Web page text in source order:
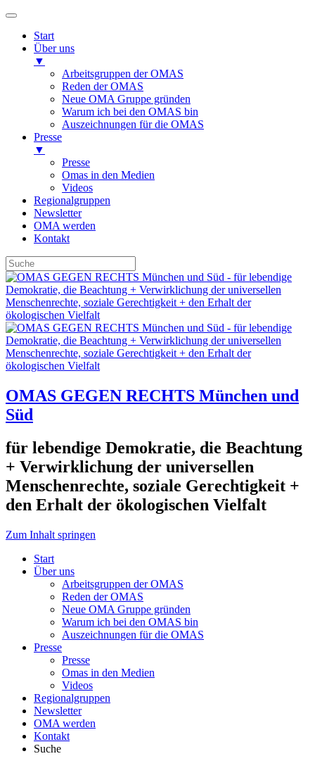
Start
Über uns
▼
Arbeitsgruppen der OMAS
Reden der OMAS
Neue OMA Gruppe gründen
Warum ich bei den OMAS bin
Auszeichnungen für die OMAS
Presse
▼
Presse
Omas in den Medien
Videos
Regionalgruppen
Newsletter
OMA werden
Kontakt
OMAS GEGEN RECHTS München und
Süd
für lebendige Demokratie, die Beachtung
+ Verwirklichung der universellen
Menschenrechte, soziale Gerechtigkeit +
den Erhalt der ökologischen Vielfalt
Zum Inhalt springen
Start
Über uns
Arbeitsgruppen der OMAS
Reden der OMAS
Neue OMA Gruppe gründen
Warum ich bei den OMAS bin
Auszeichnungen für die OMAS
Presse
Presse
Omas in den Medien
Videos
Regionalgruppen
Newsletter
OMA werden
Kontakt
Suche